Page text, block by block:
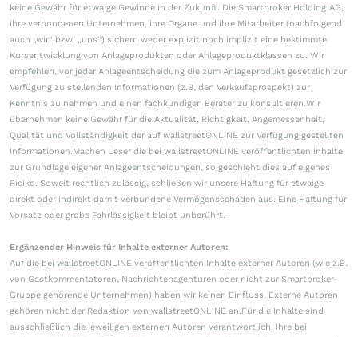
keine Gewähr für etwaige Gewinne in der Zukunft. Die Smartbroker Holding AG,
ihre verbundenen Unternehmen, ihre Organe und ihre Mitarbeiter (nachfolgend
auch „wir“ bzw. „uns“) sichern weder explizit noch implizit eine bestimmte
Kursentwicklung von Anlageprodukten oder Anlageproduktklassen zu. Wir
empfehlen, vor jeder Anlageentscheidung die zum Anlageprodukt gesetzlich zur
Verfügung zu stellenden Informationen (z.B. den Verkaufsprospekt) zur
Kenntnis zu nehmen und einen fachkundigen Berater zu konsultieren.Wir
übernehmen keine Gewähr für die Aktualität, Richtigkeit, Angemessenheit,
Qualität und Vollständigkeit der auf wallstreetONLINE zur Verfügung gestellten
Informationen.Machen Leser die bei wallstreetONLINE veröffentlichten Inhalte
zur Grundlage eigener Anlageentscheidungen, so geschieht dies auf eigenes
Risiko. Soweit rechtlich zulässig, schließen wir unsere Haftung für etwaige
direkt oder indirekt damit verbundene Vermögensschäden aus. Eine Haftung für
Vorsatz oder grobe Fahrlässigkeit bleibt unberührt.
Ergänzender Hinweis für Inhalte externer Autoren:
Auf die bei wallstreetONLINE veröffentlichten Inhalte externer Autoren (wie z.B.
von Gastkommentatoren, Nachrichtenagenturen oder nicht zur Smartbroker-
Gruppe gehörende Unternehmen) haben wir keinen Einfluss. Externe Autoren
gehören nicht der Redaktion von wallstreetONLINE an.Für die Inhalte sind
ausschließlich die jeweiligen externen Autoren verantwortlich. Ihre bei